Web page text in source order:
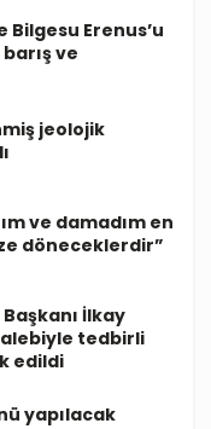
Bilgesu Erenus’u
ve
jeolojik
ve damadım en
döneceklerdir”
İlkay
tedbirli
edildi
yapılacak